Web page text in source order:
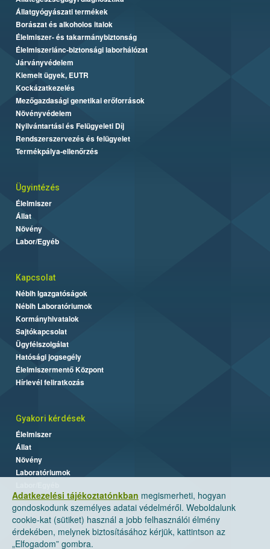
Adatkezelési tájékoztatónkban megismerheti, hogyan
gondoskodunk személyes adatai védelméről. Weboldalunk
cookie-kat (sütiket) használ a jobb felhasználói élmény
érdekében, melynek biztosításához kérjük, kattintson az
„Elfogadom” gombra.
Állatgyógyászati termékek
Borászat és alkoholos italok
Élelmiszer- és takarmánybiztonság
Élelmiszerlánc-biztonsági laborhálózat
Járványvédelem
Kiemelt ügyek, EUTR
Kockázatkezelés
Mezőgazdasági genetikai erőforrások
Növényvédelem
Nyilvántartási és Felügyeleti Díj
Rendszerszervezés és felügyelet
Termékpálya-ellenőrzés
Ügyintézés
Élelmiszer
Állat
Növény
Labor/Egyéb
Kapcsolat
Nébih Igazgatóságok
Nébih Laboratóriumok
Kormányhivatalok
Sajtókapcsolat
Ügyfélszolgálat
Hatósági jogsegély
Élelmiszermentő Központ
Hírlevél feliratkozás
Gyakori kérdések
Élelmiszer
Állat
Növény
Laboratóriumok